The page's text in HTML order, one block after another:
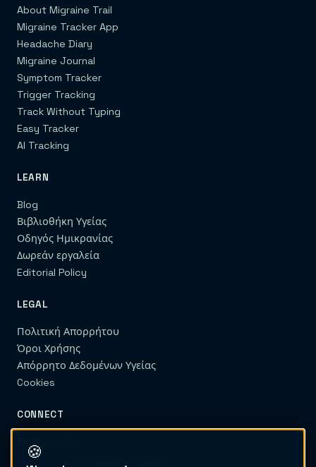
About Migraine Trail
Migraine Tracker App
Headache Diary
Migraine Journal
Symptom Tracker
Trigger Tracking
Track Without Typing
Easy Tracker
AI Tracking
LEARN
Blog
Βιβλιοθήκη Υγείας
Οδηγός Ημικρανίας
Δωρεάν εργαλεία
Editorial Policy
LEGAL
Πολιτική Απορρήτου
Όροι Χρήσης
Απόρρητο Δεδομένων Υγείας
Cookies
CONNECT
🍪